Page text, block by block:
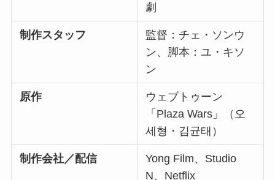
劇
制作スタッフ
監督：チェ・ソンウ
ン、脚本：ユ・キソ
ン
原作
ウェブトゥーン
「Plaza Wars」（오
세형・김균태）
制作会社／配信
Yong Film、Studio
N、Netflix